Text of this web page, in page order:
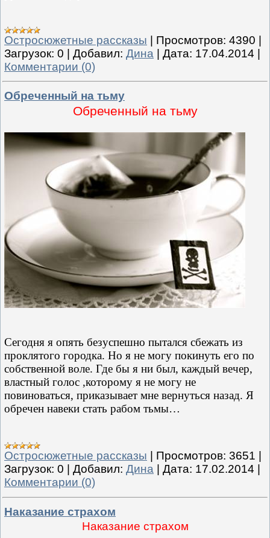
Остросюжетные рассказы | Просмотров: 4390 |
Загрузок: 0 | Добавил: Дина | Дата: 17.04.2014 |
Комментарии (0)
Обреченный на тьму
Обреченный на тьму
Сегодня я опять безуспешно пытался сбежать из
проклятого городка. Но я не могу покинуть его по
собственной воле. Где бы я ни был, каждый вечер,
властный голос ,которому я не могу не
повиноваться, приказывает мне вернуться назад. Я
обречен навеки стать рабом тьмы…
Остросюжетные рассказы Просмотров: 3651
Загрузок: 0 Добавил: Дина Дата: 17.02.2014
Комментарии (0)
Наказание страхом
Наказание страхом